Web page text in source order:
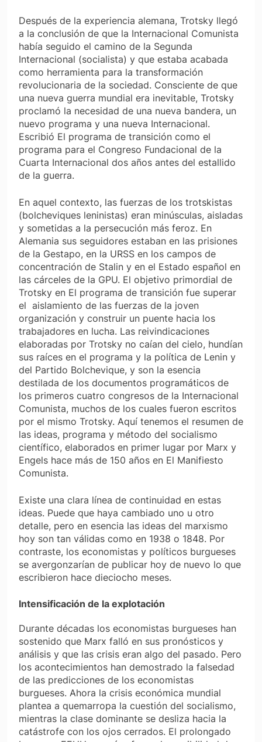
Después de la experiencia alemana, Trotsky llegó
a la conclusión de que la Internacional Comunista
había seguido el camino de la Segunda
Internacional (socialista) y que estaba acabada
como herramienta para la transformación
revolucionaria de la sociedad. Consciente de que
una nueva guerra mundial era inevitable, Trotsky
proclamó la necesidad de una nueva bandera, un
nuevo programa y una nueva Internacional.
Escribió El programa de transición como el
programa para el Congreso Fundacional de la
Cuarta Internacional dos años antes del estallido
de la guerra.
En aquel contexto, las fuerzas de los trotskistas
(bolcheviques leninistas) eran minúsculas, aisladas
y sometidas a la persecución más feroz. En
Alemania sus seguidores estaban en las prisiones
de la Gestapo, en la URSS en los campos de
concentración de Stalin y en el Estado español en
las cárceles de la GPU. El objetivo primordial de
Trotsky en El programa de transición fue superar
el aislamiento de las fuerzas de la joven
organización y construir un puente hacia los
trabajadores en lucha. Las reivindicaciones
elaboradas por Trotsky no caían del cielo, hundían
sus raíces en el programa y la política de Lenin y
del Partido Bolchevique, y son la esencia
destilada de los documentos programáticos de
los primeros cuatro congresos de la Internacional
Comunista, muchos de los cuales fueron escritos
por el mismo Trotsky. Aquí tenemos el resumen de
las ideas, programa y método del socialismo
científico, elaborados en primer lugar por Marx y
Engels hace más de 150 años en El Manifiesto
Comunista.
Existe una clara línea de continuidad en estas
ideas. Puede que haya cambiado uno u otro
detalle, pero en esencia las ideas del marxismo
hoy son tan válidas como en 1938 o 1848. Por
contraste, los economistas y políticos burgueses
se avergonzarían de publicar hoy de nuevo lo que
escribieron hace dieciocho meses.
Intensificación de la explotación
Durante décadas los economistas burgueses han
sostenido que Marx falló en sus pronósticos y
análisis y que las crisis eran algo del pasado. Pero
los acontecimientos han demostrado la falsedad
de las predicciones de los economistas
burgueses. Ahora la crisis económica mundial
plantea a quemarropa la cuestión del socialismo,
mientras la clase dominante se desliza hacia la
catástrofe con los ojos cerrados. El prolongado